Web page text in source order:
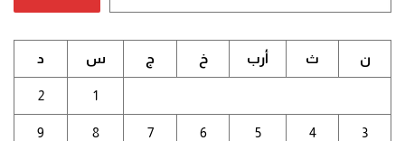
ن ث أرب خ ج س د
1
2
3
4
5
6
7
8
9